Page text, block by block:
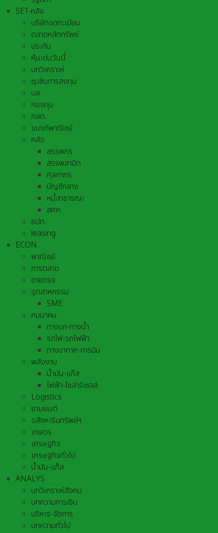
SET-คลัง
บริษัทจดทะเบียน
ตลาดหลักทรัพย์
ประกัน
หุ้นเด่นวันนี้
บทวิเคราะห์
ซุบซิบการลงทุน
บล.
กองทุน
กลต.
แบงก์พาณิชย์
คลัง
สรรพกร
สรรพสามิต
ศุลกากร
บัญชีกลาง
หนี้สาธารณะ
สศค.
ธปท.
leasing
ECON
พาณิชย์
การตลาด
ขายตรง
อุตสาหกรรม
SME
คมนาคม
ทางบก-ทางน้ำ
รถไฟ-รถไฟฟ้า
ทางอากาศ-การบิน
พลังงาน
น้ำมัน-แก๊ส
ไฟฟ้า-โซล่าร์เซลล์
Logistics
ยานยนต์
อสังหาริมทรัพย์ฯ
เกษตร
เศรษฐกิจ
เศรษฐกิจทั่วไป
น้ำมัน-แก๊ส
ANALYS
บทวิเคราะห์สังคม
บทความการเงิน
บริหาร-จัดการ
บทความทั่วไป